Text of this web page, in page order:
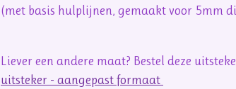
(met basis hulplijnen, gemaakt voor 5mm
Liever een andere maat? Bestel deze
uitsteker - aangepast formaat